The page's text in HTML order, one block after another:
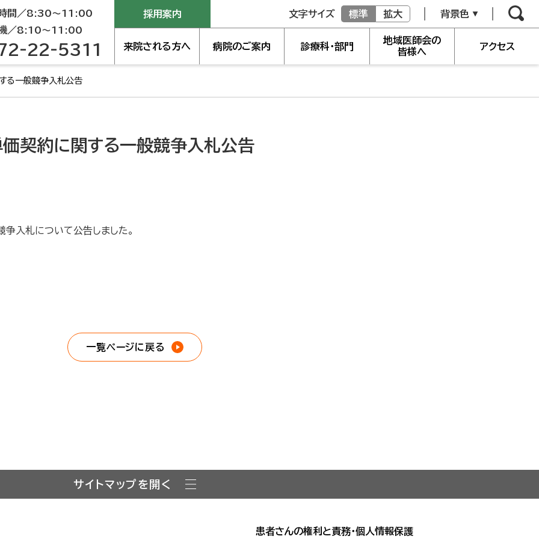
間／8:30～11:00
／8:10～11:00
22-5311
採用案内 文字サイズ 標準 拡大 背景色
来院される方へ 病院のご案内 診療科・部門
地域医師会の
皆様へ
アクセス
る一般競争入札公告
契約に関する一般競争入札公告
入札について公告しました。
一覧ページに戻る
サイトマップを開く
患者さんの権利と責務・個人情報保護